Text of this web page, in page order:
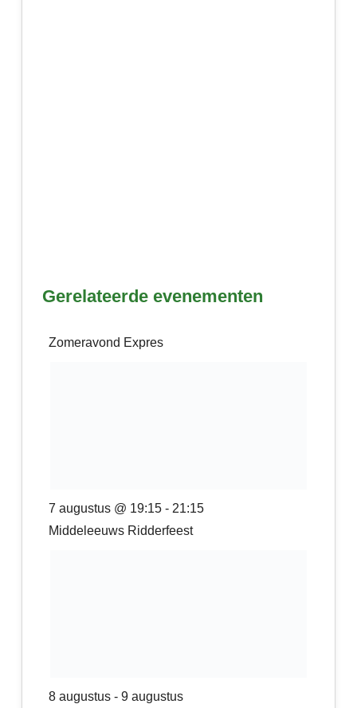
Gerelateerde evenementen
Zomeravond Expres
7 augustus @ 19:15- 21:15
Middeleeuws Ridderfeest
8 augustus- 9 augustus